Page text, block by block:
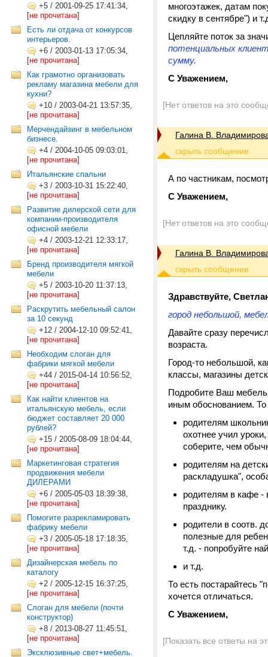
+5 / 2001-09-25 17:41:34,
[не прочитана]
Есть ли отдача от конкурсов
интерьеров.
+6 / 2003-01-13 17:05:34,
[не прочитана]
Как грамотно организовать
рекламу магазина мебели для
кухни?
+10 / 2003-04-21 13:57:35,
[не прочитана]
Мерчендайзинг в мебельном
бизнесе.
+4 / 2004-10-05 09:03:01,
[не прочитана]
Итальянские спальни
+3 / 2003-10-31 15:22:40,
[не прочитана]
Развитие дилерской сети для
компании-производителя
офисной мебели
+4 / 2003-12-21 12:33:17,
[не прочитана]
Бренд производителя мягкой
мебели
+5 / 2003-10-20 11:37:13,
[не прочитана]
Раскрутить мебельный салон
за 10 секунд
+12 / 2004-12-10 09:52:41,
[не прочитана]
Необходим слоган для
фабрики мягкой мебели
+44 / 2015-04-14 10:56:52,
[не прочитана]
Как найти клиентов на
итальянскую мебель, если
бюджет составляет 20 000
рублей?
+15 / 2005-08-09 18:04:44,
[не прочитана]
Маркетинговая стратегия
продвижения мебели
ДИЛЕРАМИ
+6 / 2005-05-03 18:39:38,
[не прочитана]
Помогите разрекламировать
фабрику мебели
+3 / 2005-05-18 17:18:35,
[не прочитана]
Дизайнерская мебель по
каталогу
+2 / 2005-12-15 16:37:25,
[не прочитана]
Слоган для мебели (почти
конструктор)
+8 / 2013-08-27 11:45:51,
[не прочитана]
Эксклюзивные свет+мебель.
многоэтажек, датам
скидку в сентябре")
Цепляйте поток за
потенциальных
сумму.
С Уважением,
[Нет ответов на это
Галина В.
А по частникам,
С Уважением,
[Нет ответов на это
Галина В.
Здравствуйте,
город небольшой,
Давайте сразу
возраста.
Город-то небольшой,
классы, магазины
Подробите Ваш
иным обоснованием.
родителям
охотнее учил
соберите, чем
родителям на
раскладушка",
родителям в кафе -
празднику.
родители в соотв.
полезные для
т.д. - попробуйте
и т.д.
То есть постарайтесь
хочется отличаться.
С Уважением,
[Показать все ответы на